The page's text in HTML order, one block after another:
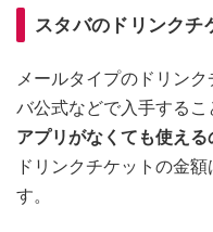
スタバのドリンクチ
メールタイプのドリン
バ公式などで入手するこ
アプリがなくても使える
ドリンクチケットの金
す。